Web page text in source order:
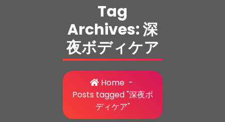
Tag
Archives: 深
夜ボディケア
Home -
Posts tagged "深夜ボ
ディケア"